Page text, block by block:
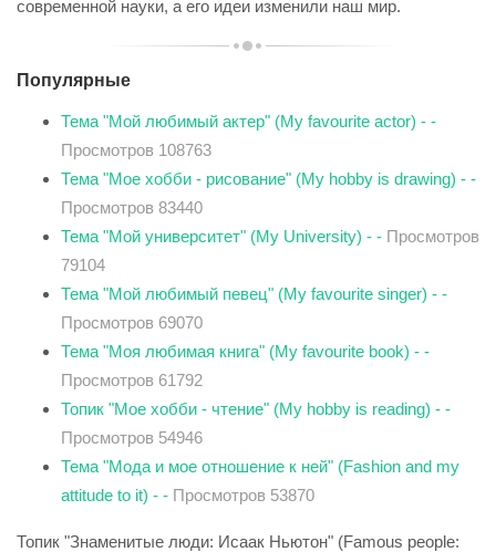
современной науки, а его идеи изменили наш мир.
Популярные
Тема "Мой любимый актер" (My favourite actor) - -
Просмотров 108763
Тема "Мое хобби - рисование" (My hobby is drawing) - -
Просмотров 83440
Тема "Мой университет" (My University) - - Просмотров
79104
Тема "Мой любимый певец" (My favourite singer) - -
Просмотров 69070
Тема "Моя любимая книга" (My favourite book) - -
Просмотров 61792
Топик "Мое хобби - чтение" (My hobby is reading) - -
Просмотров 54946
Тема "Мода и мое отношение к ней" (Fashion and my
attitude to it) - - Просмотров 53870
Топик "Знаменитые люди: Исаак Ньютон" (Famous people: